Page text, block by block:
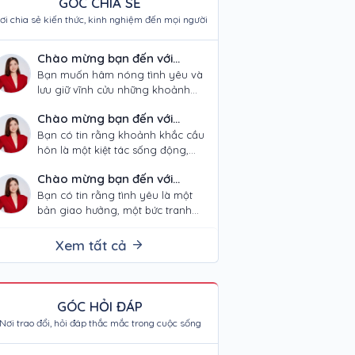
chia sẻ kiến thức, kinh nghiệm đến mọi người
Chào mừng bạn đến với
podcast LOVING JOURNEY –
"NƠI TÌNH YÊU THÀNH KIỆT
TÁC NGHỆ THUẬT"!
Bạn muốn hâm nóng tình yêu và
lưu giữ vĩnh cửu những khoảnh
mình? Từ ánh mắt…
Chào mừng bạn đến với
podcast LOVING JOURNEY –
"KIẾN TẠO HÀNH TRÌNH CẦU
HÔN VÀ NGHỆ THUẬT"!
Bạn có tin rằng khoảnh khắc cầu
hôn là một kiệt tác sống động,
Đó là tuyên…
Chào mừng bạn đến với
podcast LOVING JOURNEY –
“KIẾN TẠO HÀNH TRÌNH TÌNH
Bạn có tin rằng tình yêu là một
bản giao hưởng, một bức tranh
giữ mãi mãi? Trong…
Xem tất cả
GÓC HỎI ĐÁP
trao đổi, hỏi đáp thắc mắc trong cuộc sống